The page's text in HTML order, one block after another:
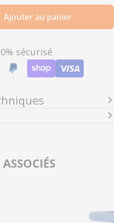
3138 - Malette
la quantité pour 3138
Ajouter au panier
sécurisé